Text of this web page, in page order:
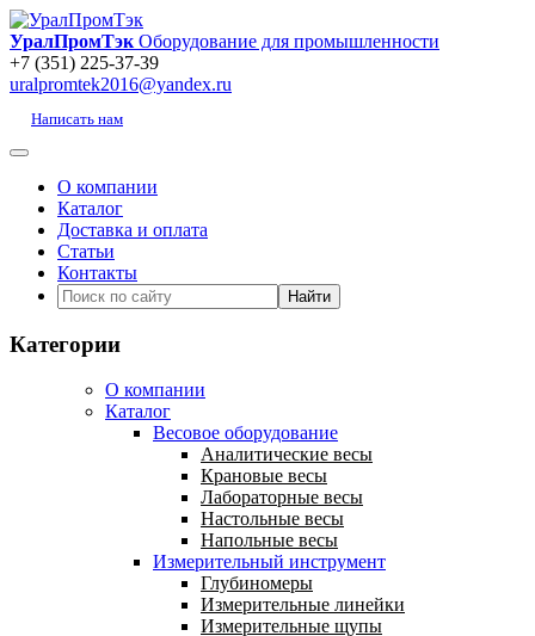
УралПромТэк Оборудование для промышленности
+7 (351) 225-37-39
uralpromtek2016@yandex.ru
Написать нам
О компании
Каталог
Доставка и оплата
Статьи
Контакты
Категории
О компании
Каталог
Весовое оборудование
Аналитические весы
Крановые весы
Лабораторные весы
Настольные весы
Напольные весы
Измерительный инструмент
Глубиномеры
Измерительные линейки
Измерительные щупы